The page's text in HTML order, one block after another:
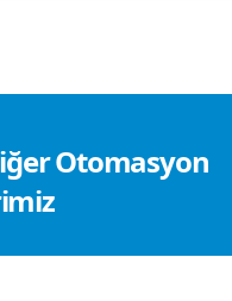
Otomasyon